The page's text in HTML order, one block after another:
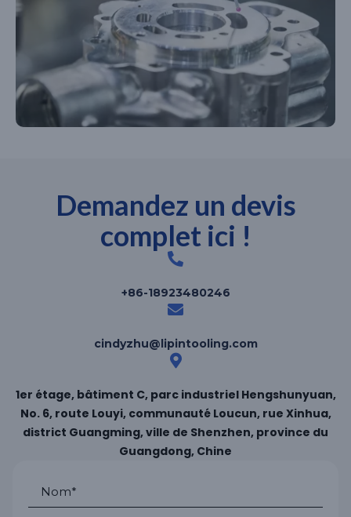
Demandez un devis
complet ici !
+86-18923480246
cindyzhu@lipintooling.com
1er étage, bâtiment C, parc industriel Hengshunyuan,
No. 6, route Louyi, communauté Loucun, rue Xinhua,
district Guangming, ville de Shenzhen, province du
Guangdong, Chine